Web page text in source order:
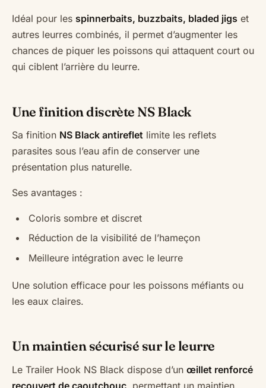
Idéal pour les spinnerbaits, buzzbaits, bladed jigs et
autres leurres combinés, il permet d’augmenter les
chances de piquer les poissons qui attaquent court ou
qui ciblent l’arrière du leurre.
Une finition discrète NS Black
Sa finition NS Black antireflet limite les reflets
parasites sous l’eau afin de conserver une
présentation plus naturelle.
Ses avantages :
Coloris sombre et discret
Réduction de la visibilité de l’hameçon
Meilleure intégration avec le leurre
Une solution efficace pour les poissons méfiants ou
les eaux claires.
Un maintien sécurisé sur le leurre
Le Trailer Hook NS Black dispose d’un œillet renforcé
recouvert de caoutchouc , permettant un maintien